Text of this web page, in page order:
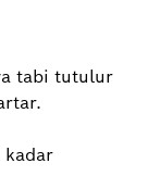
tabi tutulur
kadar